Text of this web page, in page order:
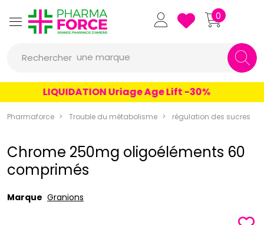
Pharmaforce Grande Pharmacie
0
Rechercher
un produit
une marque
LIQUIDATION Uriage Age Lift -30%
Pharmaforce Trouble du métabolisme régulation des sucres
Chrome 250mg oligoéléments 60
comprimés
Marque Granions